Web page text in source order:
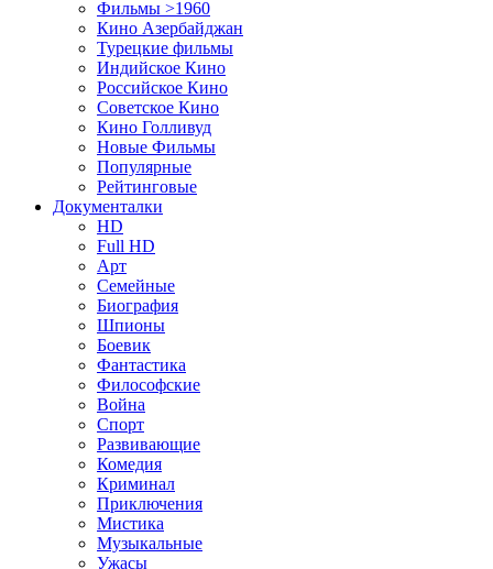
Фильмы >1960
Кино Азербайджан
Турецкие фильмы
Индийское Кино
Российское Кино
Советское Кино
Кино Голливуд
Новые Фильмы
Популярные
Рейтинговые
Документалки
HD
Full HD
Арт
Семейные
Биография
Шпионы
Боевик
Фантастика
Философские
Война
Спорт
Развивающие
Комедия
Криминал
Приключения
Мистика
Музыкальные
Ужасы